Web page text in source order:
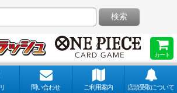
カート
検索
問い合わせ ご利用案内 店頭受取について